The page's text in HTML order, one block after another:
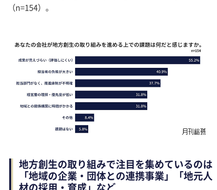
（n=154）。
地方創生の取り組みで注目を集めているのは
「地域の企業・団体との連携事業」「地元人